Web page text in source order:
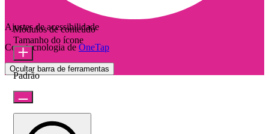
Ajustes de acessibilidade
Com tecnologia de OneTap
Ocultar barra de ferramentas
Módulos de conteúdo
Tamanho do ícone
Padrão